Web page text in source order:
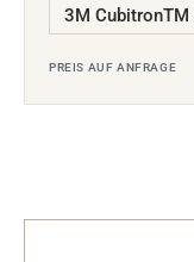
PREIS AUF ANFRAGE